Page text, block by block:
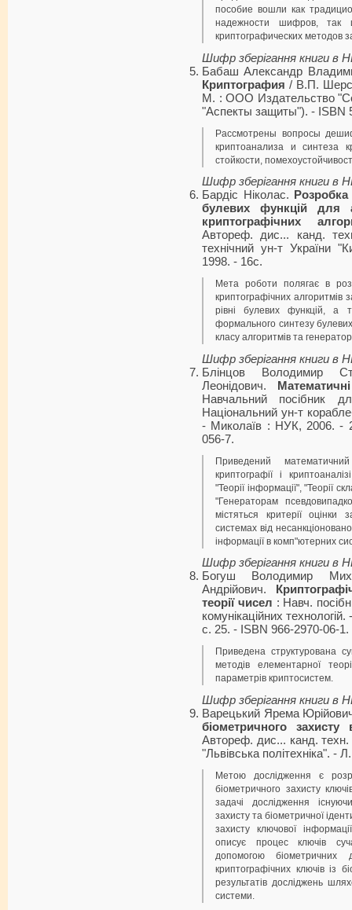
пособие вошли как
надежности шифров, так
криптографических методов
Шифр зберігання книги в
Бабаш Александр
Криптография / В.П.
М. : ООО Издательство
"Аспекты защиты"). - ISBN
Рассмотрены вопросы
криптоанализа и синтеза
стойкости,
Шифр зберігання книги в
Бардіс Ніколас.
Розробка
булевих функцій для
криптографічних
Автореф. дис... канд.
технічний ун-т України
1998. - 16с.
Мета роботи полягає в
криптографічних алгоритмів
рівні булевих функцій, а
формального синтезу
класу алгоритмів та
Шифр зберігання книги в
Блінцов Володимир
Леонідович.
Навчальний посібник
Національний ун-т
- Миколаїв : НУК, 2006. -
056-7.
Приведений
криптографії і
"Теорії інформації", "Теорії
"Генераторам
містяться критерії оцінки
системах від
інформації в комп"ютерних
Шифр зберігання книги в
Богуш Володимир
Андрійович.
теорії чисел : Навч.
комунікаційних
с. 25. - ISBN 966-2970-06-1.
Приведена структурована
методів елементарної
параметрів криптосистем.
Шифр зберігання книги в
Варецький Ярема
біометричного
Автореф. дис... канд. техн.
"Львівська політехніка". -
Метою дослідження є
біометричного захисту
задачі дослідження
захисту та біометричної
захисту ключової
описує процес ключів
допомогою біометричних
криптографічних ключів із
результатів досліджень
системи.